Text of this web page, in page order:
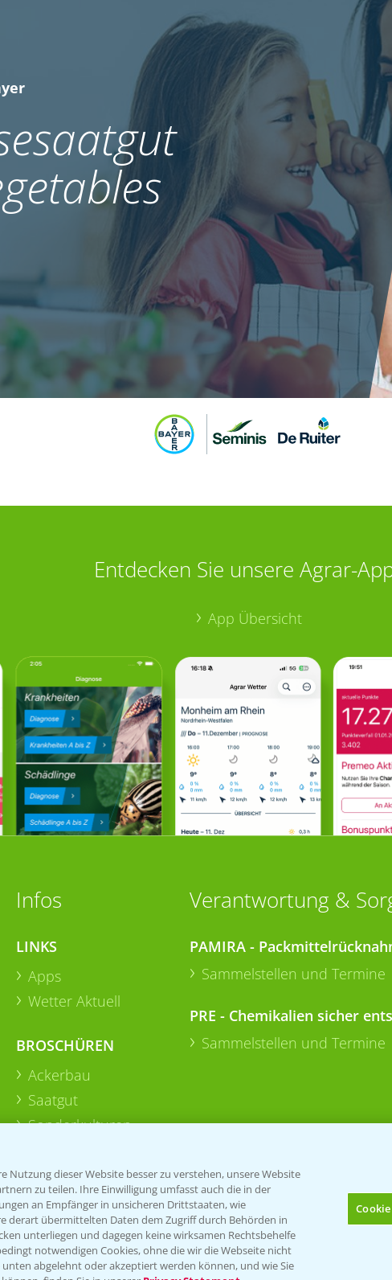
Entdecken Sie unsere Agrar-
App Übersicht
Infos
LINKS
Apps
Wetter Aktuell
BROSCHÜREN
Ackerbau
Saatgut
Sonderkulturen
Verantwortung &
PAMIRA -
Sammelstellen und Termine
PRE - Chemikalien sicher
Sammelstellen und Termine
Folgen Sie uns
dieser Website besser zu verstehen, unsere Website
zu teilen. Ihre Einwilligung umfasst auch die in der
an Empfänger in unsicheren Drittstaaten, wie
derart übermittelten Daten dem Zugriff durch Behörden in
unterliegen und dagegen keine wirksamen Rechtsbehelfe
notwendigen Cookies, ohne die wir die Webseite nicht
abgelehnt oder akzeptiert werden können, und wie Sie